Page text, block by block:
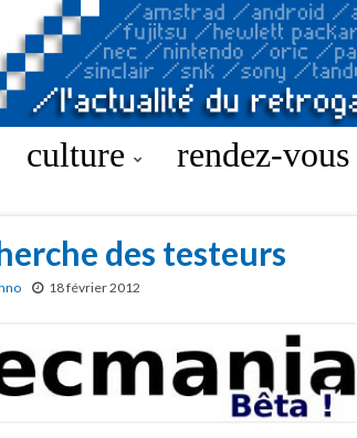
culture rendez-vous
des testeurs
18 février 2012